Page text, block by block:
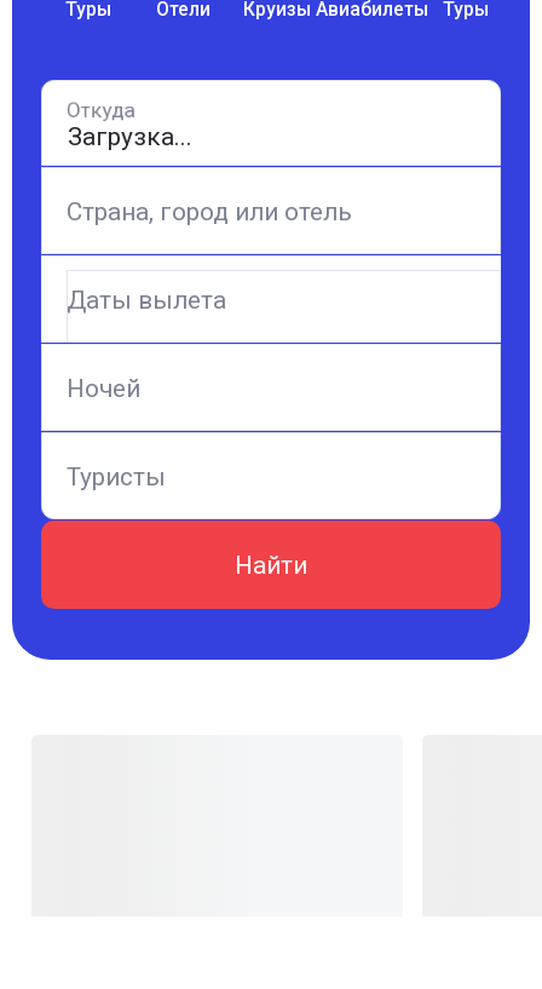
Туры Отели Круизы Авиабилеты Туры
Откуда
Страна, город или отель
Даты вылета
Ночей
Туристы
Найти